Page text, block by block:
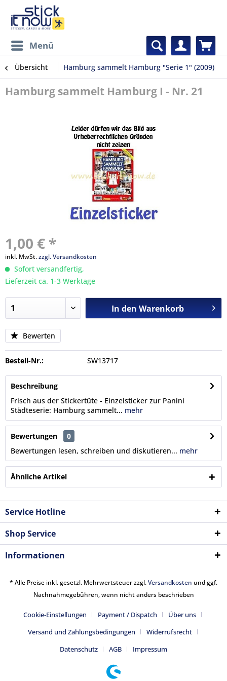
Menü
Übersicht Hamburg sammelt Hamburg "Serie 1" (2009)
Hamburg sammelt Hamburg I - Nr. 21
1,00 € *
inkl. MwSt.zzgl. Versandkosten
Sofort versandfertig,
Lieferzeit ca. 1-3 Werktage
In den Warenkorb
Bewerten
Bestell-Nr.: SW13717
Beschreibung
Frisch aus der Stickertüte - Einzelsticker zur Panini
Städteserie: Hamburg sammelt... mehr
Bewertungen
0
Bewertungen lesen, schreiben und diskutieren... mehr
Ähnliche Artikel
Service Hotline
Shop Service
Informationen
* Alle Preise inkl. gesetzl. Mehrwertsteuer zzgl.Versandkosten und ggf.
Nachnahmegebühren, wenn nicht anders beschrieben
Cookie-Einstellungen Payment / Dispatch
Über uns
Versand und Zahlungsbedingungen
Widerrufsrecht
Datenschutz
AGB Impressum